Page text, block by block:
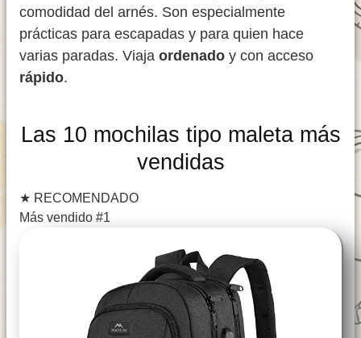
comodidad del arnés. Son especialmente
prácticas para escapadas y para quien hace
varias paradas. Viaja ordenado y con acceso
rápido.
Las 10 mochilas tipo maleta más
vendidas
★ RECOMENDADO
Más vendido #1